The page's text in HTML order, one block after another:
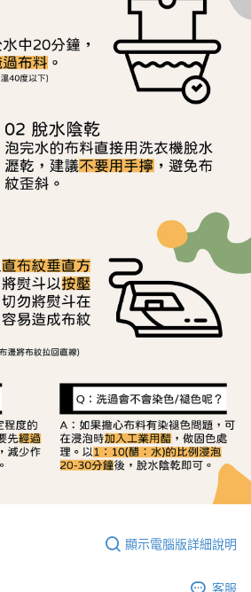
得法定代理人或監護人之同意方可使用
經同意申辦者引起之損失，本公司不負相關責
」時，將依據個別帳號之用戶狀況，依本公司即
若仍有額度不足之情形，本公司將視審查結果
使用他人資訊註冊。若發現惡意使用之情形，
停止該用戶之使用額度並採取法律行動。
顯示電腦版詳細說明
客服